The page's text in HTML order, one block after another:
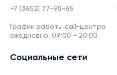
+7 (3652) 77-98-65
График работы call-центра
ежедневно: 09:00 - 20:00
Социальные сети